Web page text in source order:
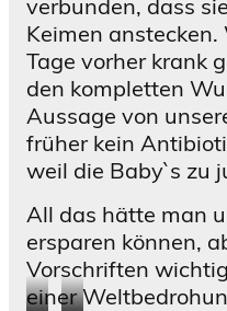
verbunden, dass
Keimen
Tage vorher krank
den kompletten
Aussage von
früher kein
weil die Baby`s zu
All das hätte man
ersparen können,
Vorschriften
einer